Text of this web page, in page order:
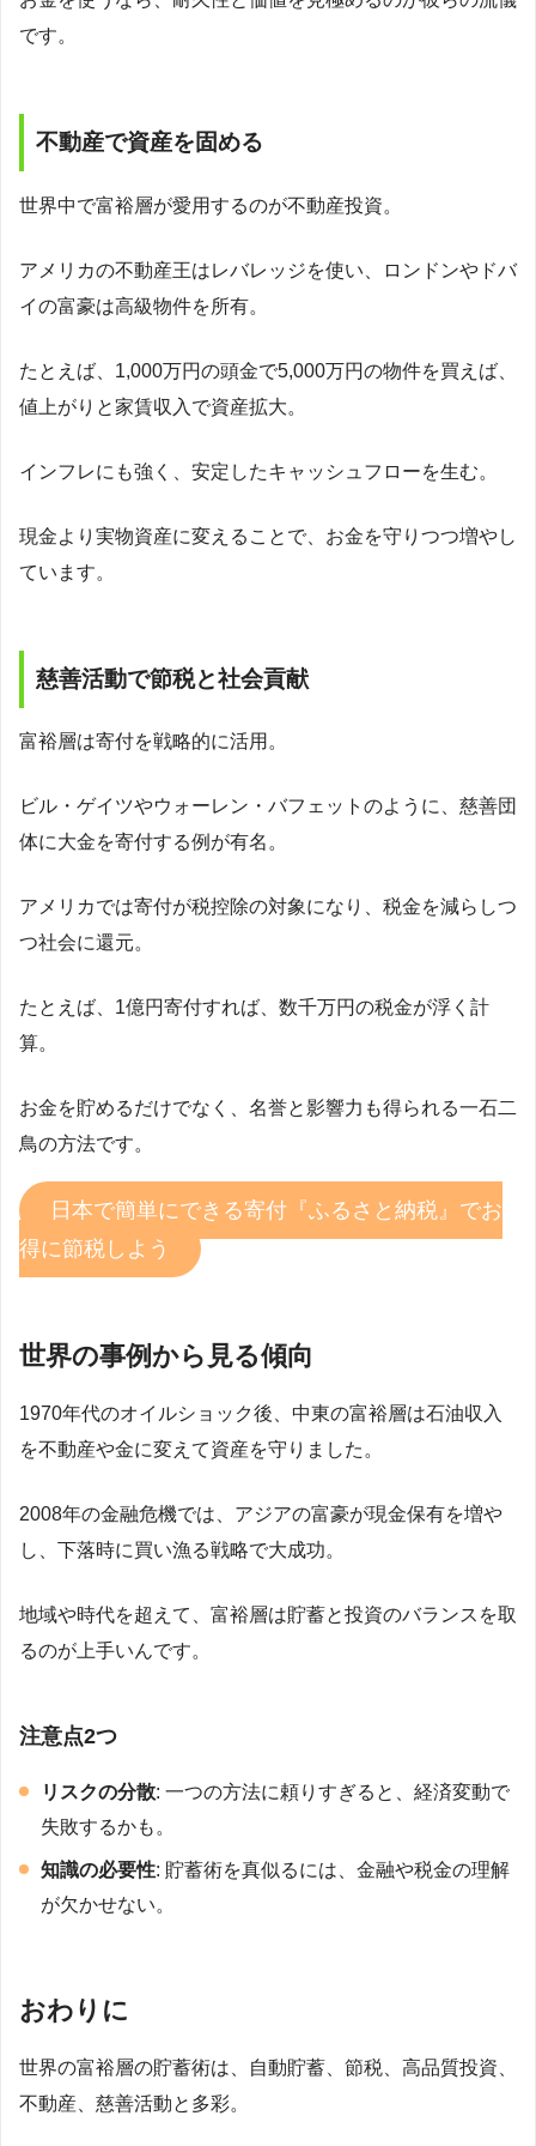
です。
不動産で資産を固める
世界中で富裕層が愛用するのが不動産投資。
アメリカの不動産王はレバレッジを使い、ロンドンやドバ
イの富豪は高級物件を所有。
たとえば、1,000万円の頭金で5,000万円の物件を買えば、
値上がりと家賃収入で資産拡大。
インフレにも強く、安定したキャッシュフローを生む。
現金より実物資産に変えることで、お金を守りつつ増やし
ています。
慈善活動で節税と社会貢献
富裕層は寄付を戦略的に活用。
ビル・ゲイツやウォーレン・バフェットのように、慈善団
体に大金を寄付する例が有名。
アメリカでは寄付が税控除の対象になり、税金を減らしつ
つ社会に還元。
たとえば、1億円寄付すれば、数千万円の税金が浮く計
算。
お金を貯めるだけでなく、名誉と影響力も得られる一石二
鳥の方法です。
日本で簡単にできる寄付『ふるさと納税』でお
得に節税しよう
世界の事例から見る傾向
1970年代のオイルショック後、中東の富裕層は石油収入
を不動産や金に変えて資産を守りました。
2008年の金融危機では、アジアの富豪が現金保有を増や
し、下落時に買い漁る戦略で大成功。
地域や時代を超えて、富裕層は貯蓄と投資のバランスを取
るのが上手いんです。
注意点2つ
リスクの分散: 一つの方法に頼りすぎると、経済変動で
失敗するかも。
知識の必要性: 貯蓄術を真似るには、金融や税金の理解
が欠かせない。
おわりに
世界の富裕層の貯蓄術は、自動貯蓄、節税、高品質投資、
不動産、慈善活動と多彩。